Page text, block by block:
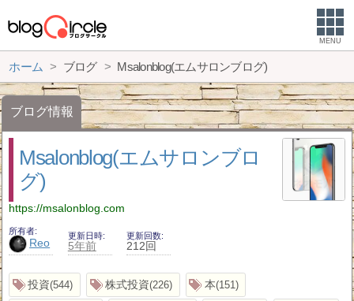
MENU
ホーム ブログ Msalonblog(エムサロンブログ)
ブログ情報
Msalonblog(エムサロンブロ
グ)
https://msalonblog.com
所有者
Reo
更新日時
5年前
更新回数
212回
投資 544 株式投資 226 本 151